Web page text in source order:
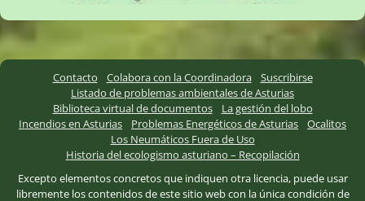
Contacto Colabora con la Coordinadora
Suscribirse
Listado de problemas ambientales de Asturias
Biblioteca virtual de documentos
La gestión del lobo
Incendios en Asturias
Problemas Energéticos de Asturias
Ocalitos
Los Neumáticos Fuera de Uso
Historia del ecologismo asturiano – Recopilación
Excepto elementos concretos que indiquen otra licencia, puede usar
libremente los contenidos de este sitio web con la única condición de